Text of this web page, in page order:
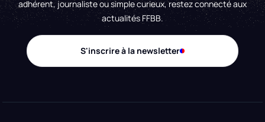
adhérent, journaliste ou simple curieux, restez connecté aux
actualités FFBB.
S'inscrire à la newsletter